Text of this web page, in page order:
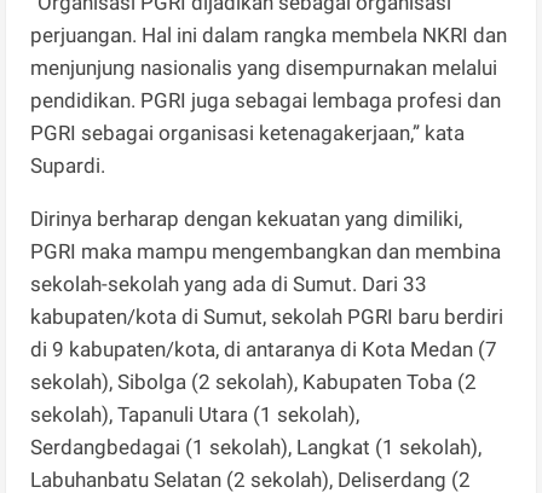
perjuangan. Hal ini dalam rangka membela NKRI dan
menjunjung nasionalis yang disempurnakan melalui
pendidikan. PGRI juga sebagai lembaga profesi dan
PGRI sebagai organisasi ketenagakerjaan,” kata
Supardi.
Dirinya berharap dengan kekuatan yang dimiliki,
PGRI maka mampu mengembangkan dan membina
sekolah-sekolah yang ada di Sumut. Dari 33
kabupaten/kota di Sumut, sekolah PGRI baru berdiri
di 9 kabupaten/kota, di antaranya di Kota Medan (7
sekolah), Sibolga (2 sekolah), Kabupaten Toba (2
sekolah), Tapanuli Utara (1 sekolah),
Serdangbedagai (1 sekolah), Langkat (1 sekolah),
Labuhanbatu Selatan (2 sekolah), Deliserdang (2